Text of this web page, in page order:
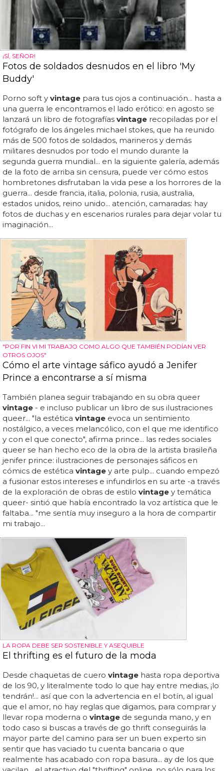
¡SÍ, SEÑOR!
Fotos de soldados desnudos en el libro 'My
Buddy'
Porno soft y vintage para tus ojos a continuación... hasta a
una guerra le encontramos el lado erótico: en agosto se
lanzará un libro de fotografías vintage recopiladas por el
fotógrafo de los ángeles michael stokes, que ha reunido
más de 500 fotos de soldados, marineros y demás
militares desnudos por todo el mundo durante la
segunda guerra mundial... en la siguiente galería, además
de la foto de arriba sin censura, puede ver cómo estos
hombretones disfrutaban la vida pese a los horrores de la
guerra... desde francia, italia, polonia, rusia, australia,
estados unidos, reino unido... atención, camaradas: hay
fotos de duchas y en escenarios rurales para dejar volar tu
imaginación...
"POR FIN VI MI TRABAJO COMO ALGO QUE TAMBIÉN PODÍAN VER
OTROS OJOS"
Cómo el arte vintage sáfico ayudó a Jenifer
Prince a encontrarse a sí misma
También planea seguir trabajando en su obra queer
vintage - e incluso publicar un libro de sus ilustraciones
queer... "la estética vintage evoca un sentimiento
nostálgico, a veces melancólico, con el que me identifico
y con el que conecto", afirma prince... las redes sociales
queer se han hecho eco de la obra de la artista brasileña
jenifer prince: ilustraciones de personajes sáficos en
cómics de estética vintage y arte pulp... cuando empezó
a fusionar estos intereses e infundirlos en su arte -a través
de la exploración de obras de estilo vintage y temática
queer- sintió que había encontrado la voz artística que le
faltaba... "me sentía muy inseguro a la hora de compartir
mi trabajo...
LA ROPA DEBE SER SOSTENIBLE Y ASEQUIBLE
El thrifting es el futuro de la moda
Desde chaquetas de cuero vintage hasta ropa deportiva
de los 90, y literalmente todo lo que hay entre medias, ¡lo
tendrán!... así que con la advertencia en el botín, al igual
que el amor, no hay reglas que digamos, para comprar y
llevar ropa moderna o vintage de segunda mano, y en
todo caso si buscas a través de go thrift conseguirás la
mayor parte del camino para ser un buen experto sin
sentir que has vaciado tu cuenta bancaria o que
realmente has acabado con ropa basura... ay de los que